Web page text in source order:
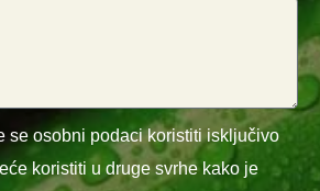
se osobni podaci koristiti isključivo
koristiti u druge svrhe kako je